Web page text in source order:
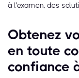
à l'examen, des
Obtenez
en toute
confiance